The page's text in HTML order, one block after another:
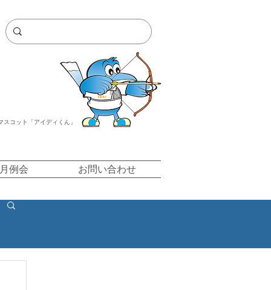
コット「アイディくん」
例会 お問い合わせ